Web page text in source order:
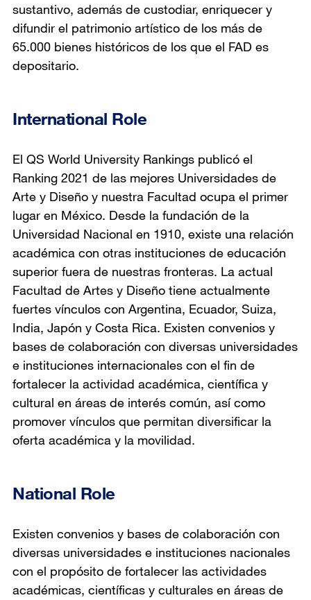
sustantivo, además de custodiar, enriquecer y
difundir el patrimonio artístico de los más de
65.000 bienes históricos de los que el FAD es
depositario.
International Role
El QS World University Rankings publicó el
Ranking 2021 de las mejores Universidades de
Arte y Diseño y nuestra Facultad ocupa el primer
lugar en México. Desde la fundación de la
Universidad Nacional en 1910, existe una relación
académica con otras instituciones de educación
superior fuera de nuestras fronteras. La actual
Facultad de Artes y Diseño tiene actualmente
fuertes vínculos con Argentina, Ecuador, Suiza,
India, Japón y Costa Rica. Existen convenios y
bases de colaboración con diversas universidades
e instituciones internacionales con el fin de
fortalecer la actividad académica, científica y
cultural en áreas de interés común, así como
promover vínculos que permitan diversificar la
oferta académica y la movilidad.
National Role
Existen convenios y bases de colaboración con
diversas universidades e instituciones nacionales
con el propósito de fortalecer las actividades
académicas, científicas y culturales en áreas de